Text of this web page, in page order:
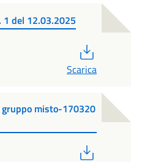
1 del 12.03.2025
Scarica
misto-170320